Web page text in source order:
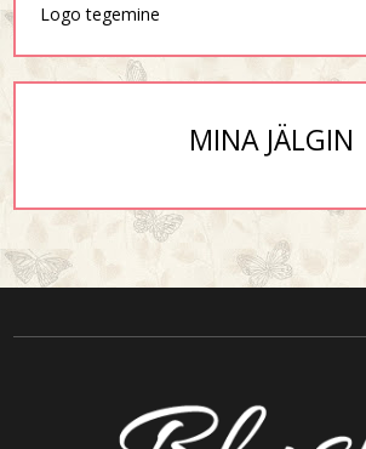
Logo tegemine
MINA JÄLGIN